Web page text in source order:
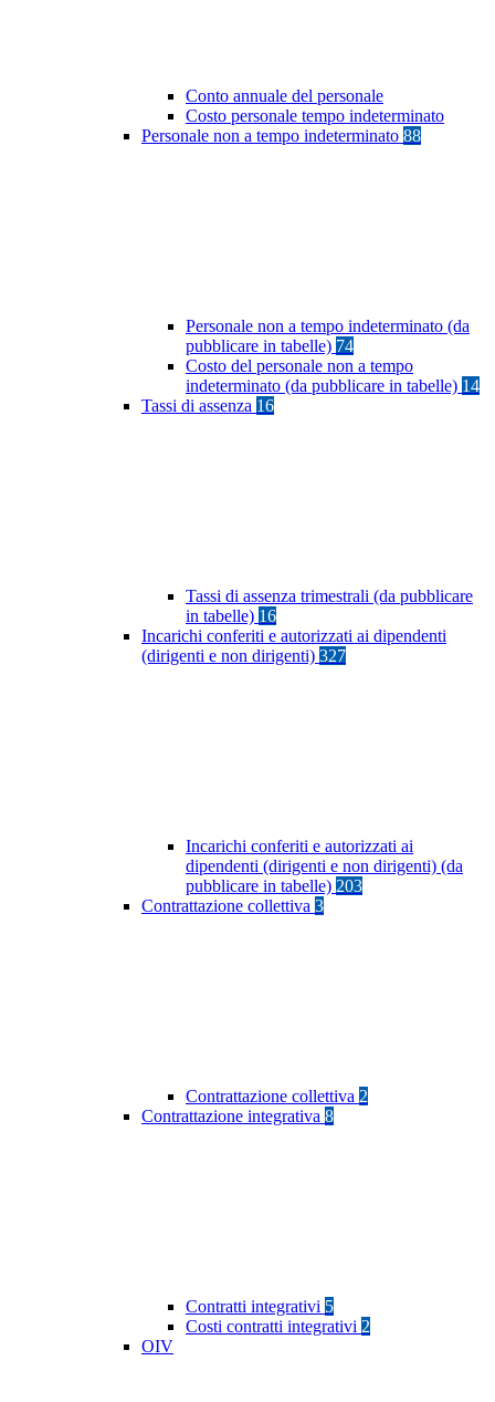
Conto annuale del personale
Costo personale tempo indeterminato
Personale non a tempo indeterminato 88
Personale non a tempo indeterminato (da
pubblicare in tabelle) 74
Costo del personale non a tempo
indeterminato (da pubblicare in tabelle) 14
Tassi di assenza 16
Tassi di assenza trimestrali (da pubblicare
in tabelle) 16
Incarichi conferiti e autorizzati ai dipendenti
(dirigenti e non dirigenti) 327
Incarichi conferiti e autorizzati ai
dipendenti (dirigenti e non dirigenti) (da
pubblicare in tabelle) 203
Contrattazione collettiva 3
Contrattazione collettiva 2
Contrattazione integrativa 8
Contratti integrativi 5
Costi contratti integrativi 2
OIV